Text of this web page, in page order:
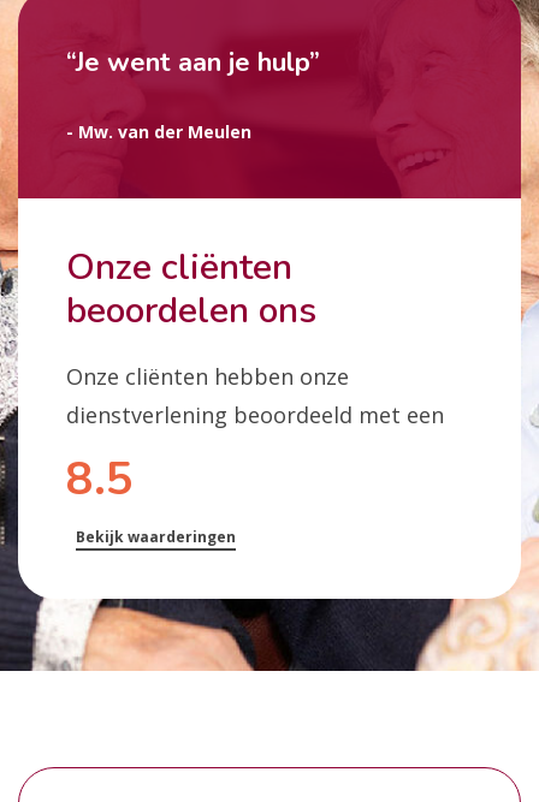
Onze cliënten
beoordelen ons
Onze cliënten hebben onze
dienstverlening beoordeeld met een
8.5
Bekijk waarderingen
“Je went aan je hulp”
- Mw. van der Meulen